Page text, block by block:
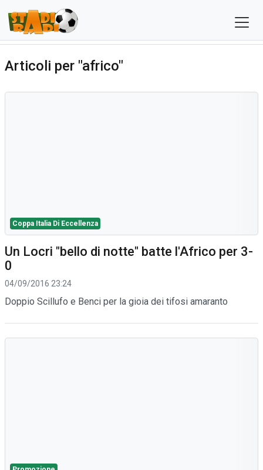
Articoli per "africo"
Coppa Italia Di Eccellenza
Un Locri "bello di notte" batte l'Africo per 3-
0
04/09/2016 23:24
Doppio Scillufo e Benci per la gioia dei tifosi amaranto